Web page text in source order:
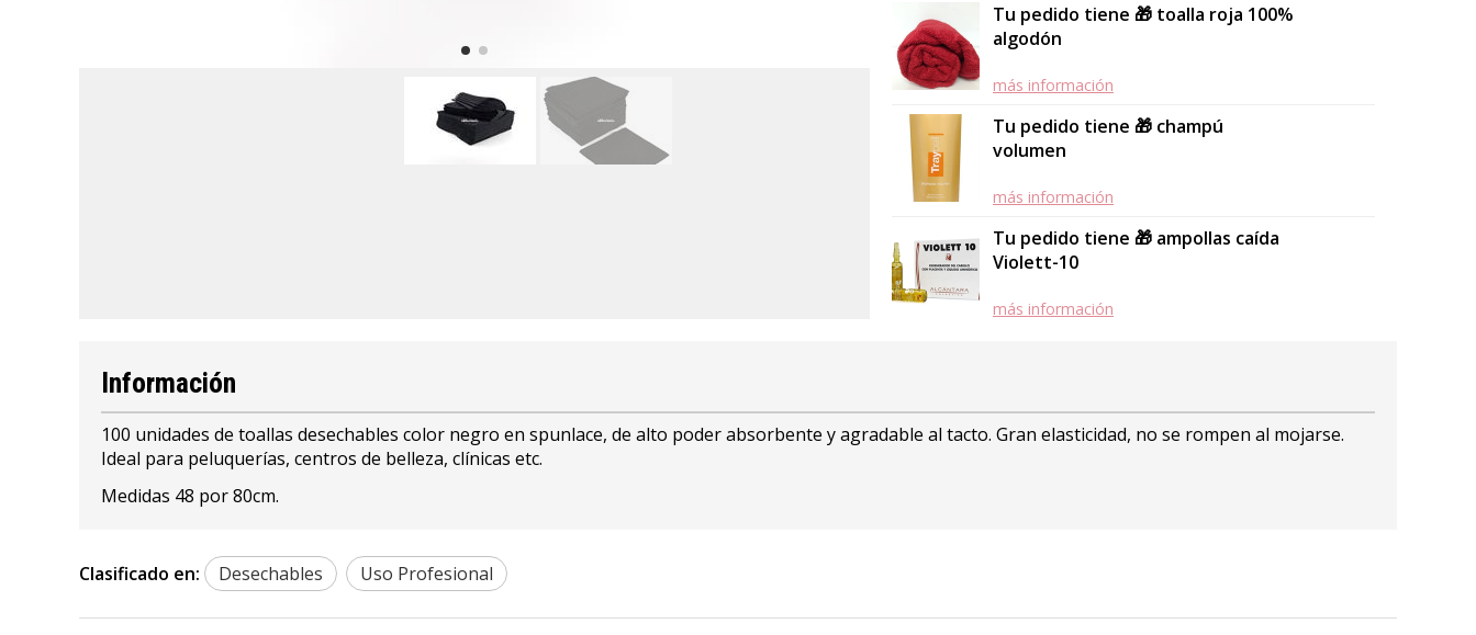
Tu pedido tiene 🎁 toalla roja 100%
algodón
más información
Tu pedido tiene 🎁 champú
volumen
más información
Tu pedido tiene 🎁 ampollas caída
Violett-10
más información
Información
100 unidades de toallas desechables color negro en spunlace, de alto poder absorbente y agradable al tacto. Gran elasticidad, no se rompen al mojarse.
Ideal para peluquerías, centros de belleza, clínicas etc.
Medidas 48 por 80cm.
Clasificado en: Desechables Uso Profesional